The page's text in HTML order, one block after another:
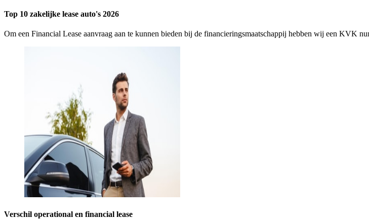
Top 10 zakelijke lease auto's 2026
Om een Financial Lease aanvraag aan te kunnen bieden bij de financieringsmaatschappij hebben wij een KVK
Verschil operational en financial lease